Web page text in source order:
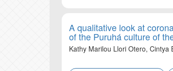
A qualitative look at
of the Puruhá culture of
Kathy Marilou Llori Otero, Cintya